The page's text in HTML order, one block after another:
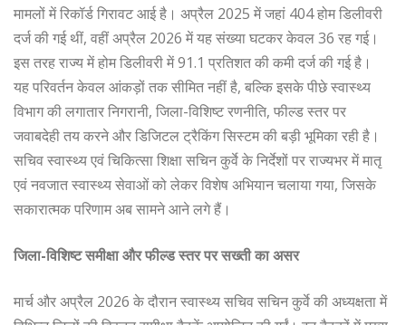
मामलों में रिकॉर्ड गिरावट आई है। अप्रैल 2025 में जहां 404 होम डिलीवरी
दर्ज की गई थीं, वहीं अप्रैल 2026 में यह संख्या घटकर केवल 36 रह गई।
इस तरह राज्य में होम डिलीवरी में 91.1 प्रतिशत की कमी दर्ज की गई है।
यह परिवर्तन केवल आंकड़ों तक सीमित नहीं है, बल्कि इसके पीछे स्वास्थ्य
विभाग की लगातार निगरानी, जिला-विशिष्ट रणनीति, फील्ड स्तर पर
जवाबदेही तय करने और डिजिटल ट्रैकिंग सिस्टम की बड़ी भूमिका रही है।
सचिव स्वास्थ्य एवं चिकित्सा शिक्षा सचिन कुर्वे के निर्देशों पर राज्यभर में मातृ
एवं नवजात स्वास्थ्य सेवाओं को लेकर विशेष अभियान चलाया गया, जिसके
सकारात्मक परिणाम अब सामने आने लगे हैं।
जिला-विशिष्ट समीक्षा और फील्ड स्तर पर सख्ती का असर
मार्च और अप्रैल 2026 के दौरान स्वास्थ्य सचिव सचिन कुर्वे की अध्यक्षता में